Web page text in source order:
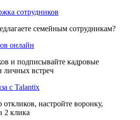
сотрудников
семейным сотрудникам?
онлайн
и подписывайте кадровые
личных встреч
с Talantix
настройте воронку,
2 клика